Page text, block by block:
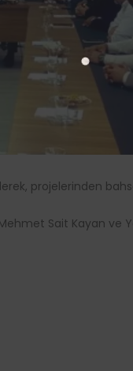
projelerinden
Mehmet Sait Kayan ve